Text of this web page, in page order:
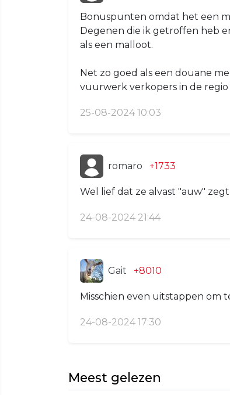
Bonuspunten omdat het een
Degenen die ik getroffen heb
als een malloot.
Net zo goed als een douane
vuurwerk verkopers in de regio
25-08-2024 10:03
romaro +1733
Wel lief dat ze alvast "auw"
24-08-2024 21:44
Gait +8010
Misschien even uitstappen om
24-08-2024 17:30
Meest gelezen